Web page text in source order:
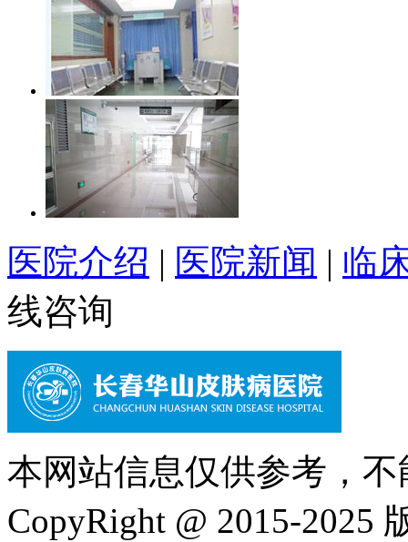
医院介绍 | 医院新闻 | 临
线咨询
本网站信息仅供参考，
CopyRight @ 2015-2025